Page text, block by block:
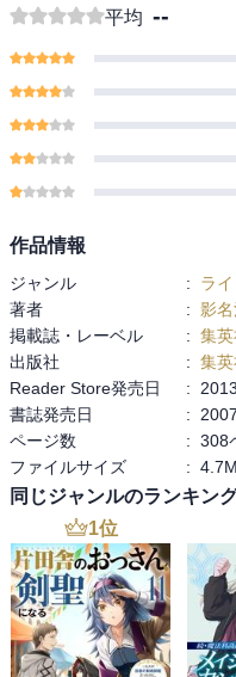
平均 --
作品情報
ジャンル : ラ
著者
: 影
掲載誌・レーベル
: 集
出版社
: 集英
Reader Store発売日
:
書誌発売日
:
ページ数
: 308
ファイルサイズ
:
同じジャンルのランキン
1位